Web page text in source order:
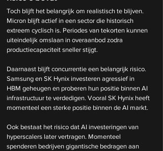
Toch blijft het belangrijk om realistisch te blijven.
Micron blijft actief in een sector die historisch
extreem cyclisch is. Periodes van tekorten kunnen
uiteindelijk omslaan in overaanbod zodra
productiecapaciteit sneller stijgt.
Daarnaast blijft concurrentie een belangrijk risico.
Samsung en SK Hynix investeren agressief in
HBM geheugen en proberen hun positie binnen AI
infrastructuur te verdedigen. Vooral SK Hynix heeft
momenteel een sterke positie binnen de AI markt.
Ook bestaat het risico dat AI investeringen van
hyperscalers later vertragen. Momenteel
spenderen bedrijven gigantische bedragen aan